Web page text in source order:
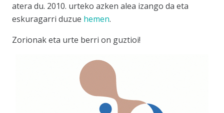
atera du. 2010. urteko azken alea izango da eta
eskuragarri duzue hemen.
Zorionak eta urte berri on guztioi!